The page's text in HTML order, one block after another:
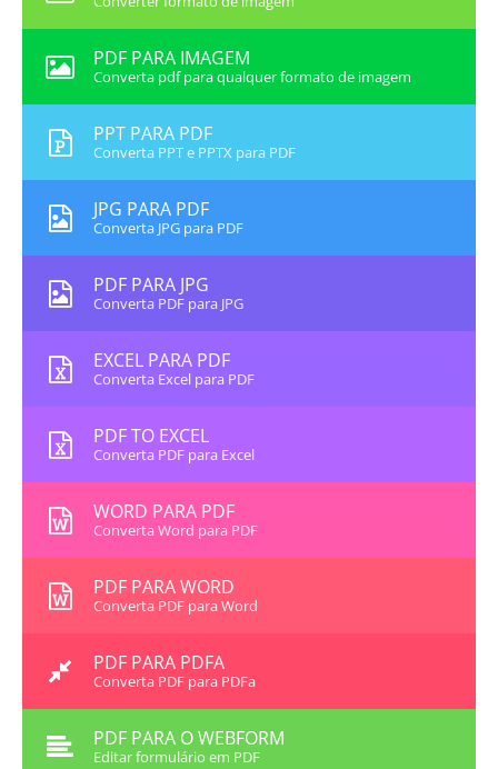
PDF PARA IMAGEM
Converta pdf para qualquer formato de imagem
PPT PARA PDF
Converta PPT e PPTX para PDF
JPG PARA PDF
Converta JPG para PDF
PDF PARA JPG
Converta PDF para JPG
EXCEL PARA PDF
Converta Excel para PDF
PDF TO EXCEL
Converta PDF para Excel
WORD PARA PDF
Converta Word para PDF
PDF PARA WORD
Converta PDF para Word
PDF PARA PDFA
Converta PDF para PDFa
PDF PARA O WEBFORM
Editar formulário em PDF